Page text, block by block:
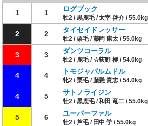
1 1 ログブック
牡2 / 黒鹿毛 / 太宰 啓介 / 55.0kg
2 2 タイセイドレッサー
牡2 / 栗毛 / 藤岡 康太 / 55.0kg
3 3 ダンツコーラル
牡2 / 鹿毛 / ☆荻野 極 / 54.0kg
4 4 トモジャパルムドル
牝2 / 栗毛 / 藤懸 貴志 / 54.0kg
4 5 サトノライジン
牡2 / 黒鹿毛 / 和田 竜二 / 55.0kg
5 6 ユーバーファル
牡2 / 芦毛 / 田中 学 / 55.0kg